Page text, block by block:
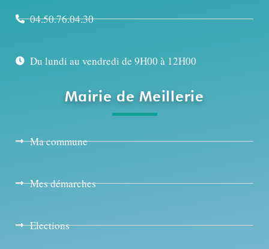
04.50.76.04.30
Du lundi au vendredi de 9H00 à 12H00
Mairie de Meillerie
Ma commune
Mes démarches
Elections